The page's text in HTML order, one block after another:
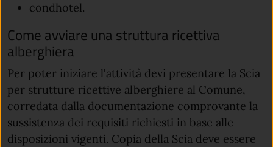
condhotel.
Come avviare una struttura ricettiva
alberghiera
Per poter iniziare l'attività devi presentare la Scia
per strutture ricettive alberghiere al Comune,
corredata dalla documentazione comprovante la
sussistenza dei requisiti richiesti in base alle
disposizioni vigenti. Copia della Scia deve essere